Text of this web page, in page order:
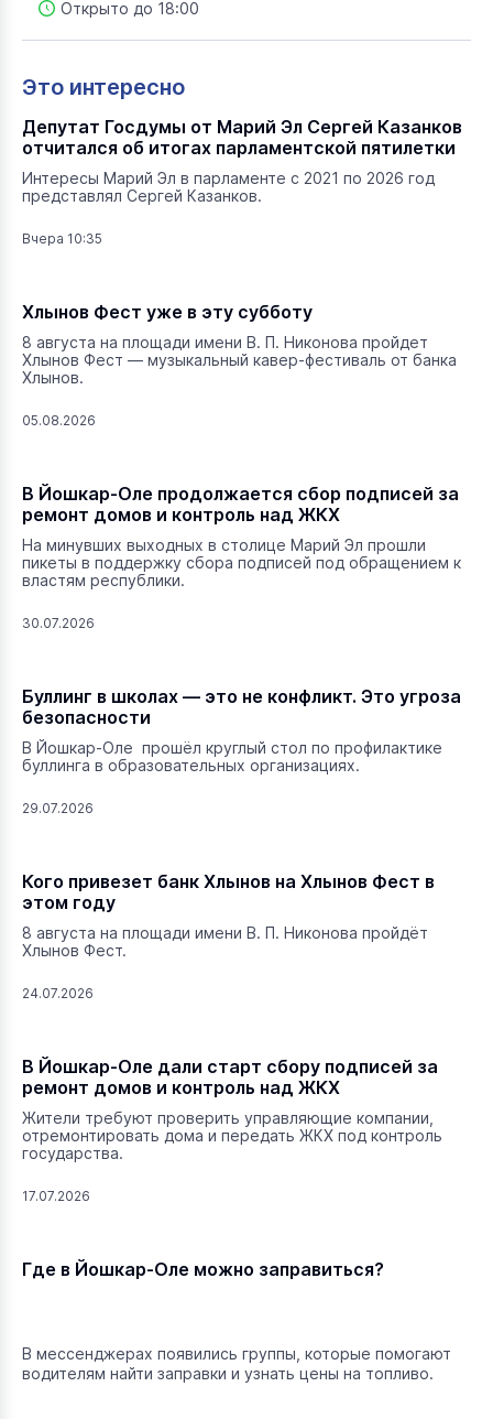
Открыто до 18:00
Это интересно
Депутат Госдумы от Марий Эл Сергей Казанков
отчитался об итогах парламентской пятилетки
Интересы Марий Эл в парламенте с 2021 по 2026 год
представлял Сергей Казанков.
Вчера 10:35
Хлынов Фест уже в эту субботу
8 августа на площади имени В. П. Никонова пройдет
Хлынов Фест — музыкальный кавер-фестиваль от банка
Хлынов.
05.08.2026
В Йошкар-Оле продолжается сбор подписей за
ремонт домов и контроль над ЖКХ
На минувших выходных в столице Марий Эл прошли
пикеты в поддержку сбора подписей под обращением к
властям республики.
30.07.2026
Буллинг в школах — это не конфликт. Это угроза
безопасности
В Йошкар-Оле прошёл круглый стол по профилактике
буллинга в образовательных организациях.
29.07.2026
Кого привезет банк Хлынов на Хлынов Фест в
этом году
8 августа на площади имени В. П. Никонова пройдёт
Хлынов Фест.
24.07.2026
В Йошкар-Оле дали старт сбору подписей за
ремонт домов и контроль над ЖКХ
Жители требуют проверить управляющие компании,
отремонтировать дома и передать ЖКХ под контроль
государства.
17.07.2026
Где в Йошкар-Оле можно заправиться?
В мессенджерах появились группы, которые помогают
водителям найти заправки и узнать цены на топливо.